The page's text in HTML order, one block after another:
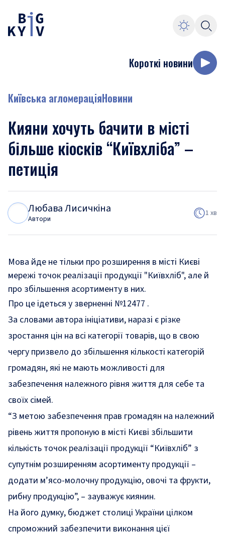
Короткі новини
Київська агломераціяНовини
Кияни хочуть бачити в місті
більше кіосків “Київхліба” –
петиція
Любава Лисичкіна
Автори
1 хв
Мова йде не тільки про розширення в місті Києві
мережі точок реалізації продукції "Київхліб", але й
про збільшення асортименту в них.
Про це ідеться у зверненні №12477 .
За словами автора ініціативи, наразі є різке
зростання цін на всі категорії товарів, що в свою
чергу призвело до збільшення кількості категорій
громадян, які не мають можливості для
забезпечення належного рівня життя для себе та
своїх сімей.
“З метою забезпечення прав громадян на належний
рівень життя пропоную в місті Києві збільшити
кількість точок реалізації продукції “Київхліб” з
супутнім розширенням асортименту продукції –
додати м’ясо-молочну продукцію, овочі та фрукти,
рибну продукцію”, – зауважує киянин.
На його думку, бюджет столиці України цілком
спроможний забезпечити виконання цієї